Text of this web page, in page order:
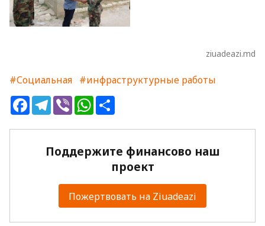
ziuadeazi.md
#Социальная #инфраструктурные работы
FacebookTelegram
ViberWhatsApp
Поддержите финансово наш
проект
Пожертвовать на Ziuadeazi